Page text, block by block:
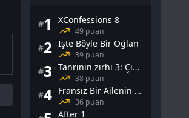
#1 XConfessions 8
49 puan
#2 İşte Böyle Bir Oğlan
39 puan
#3 Tanrının zırhı 3: Çin Falı
38 puan
#4 Fransız Bir Ailenin Cinsel Yaşamı
36 puan
After 1